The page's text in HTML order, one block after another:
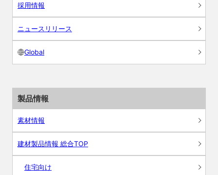
採用情報
ニュースリリース
Global
製品情報
素材情報
建材製品情報 総合TOP
住宅向け